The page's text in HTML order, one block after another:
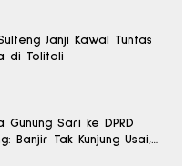
Sulteng Janji Kawal Tuntas
di Tolitoli
Sari ke DPRD
Banjir Tak Kunjung Usai,